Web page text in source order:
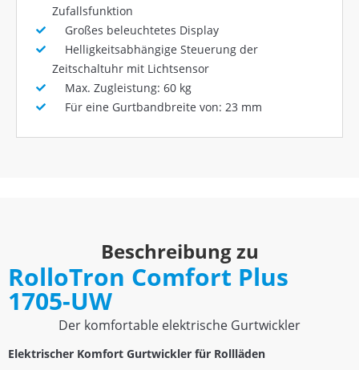
Zufallsfunktion
Großes beleuchtetes Display
Helligkeitsabhängige Steuerung der
Zeitschaltuhr mit Lichtsensor
Max. Zugleistung: 60 kg
Für eine Gurtbandbreite von: 23 mm
Beschreibung zu
RolloTron Comfort Plus
1705-UW
Der komfortable elektrische Gurtwickler
Elektrischer Komfort Gurtwickler für Rollläden